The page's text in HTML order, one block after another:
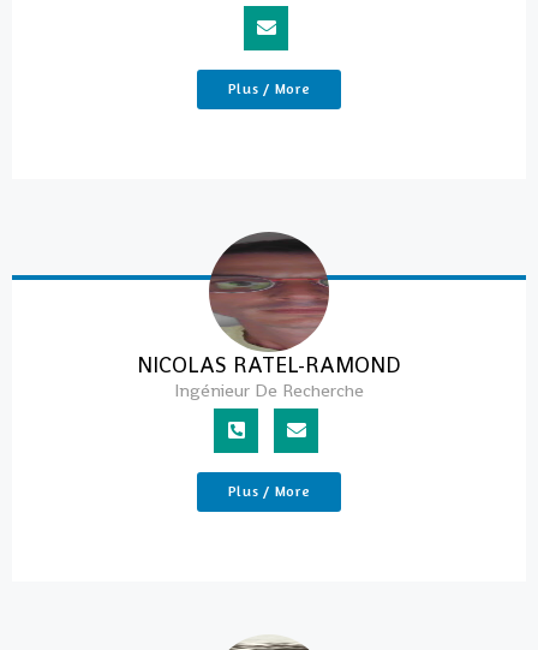
Plus / More
NICOLAS RATEL-RAMOND
Ingénieur De Recherche
Plus / More